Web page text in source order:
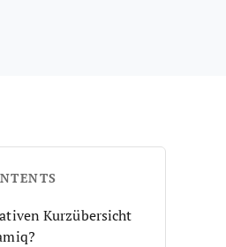
Kurzübersicht